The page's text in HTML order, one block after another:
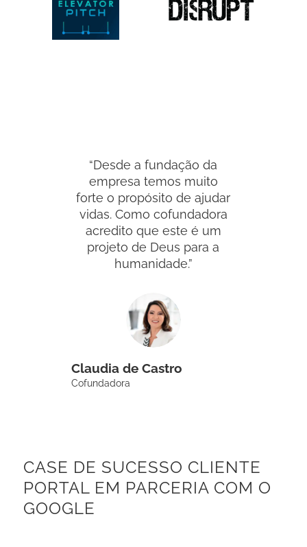
“Desde a fundação da
empresa temos muito
forte o propósito de ajudar
vidas. Como cofundadora
acredito que este é um
projeto de Deus para a
humanidade.”
Claudia de Castro
Cofundadora
CASE DE SUCESSO CLIENTE
PORTAL EM PARCERIA COM O
GOOGLE